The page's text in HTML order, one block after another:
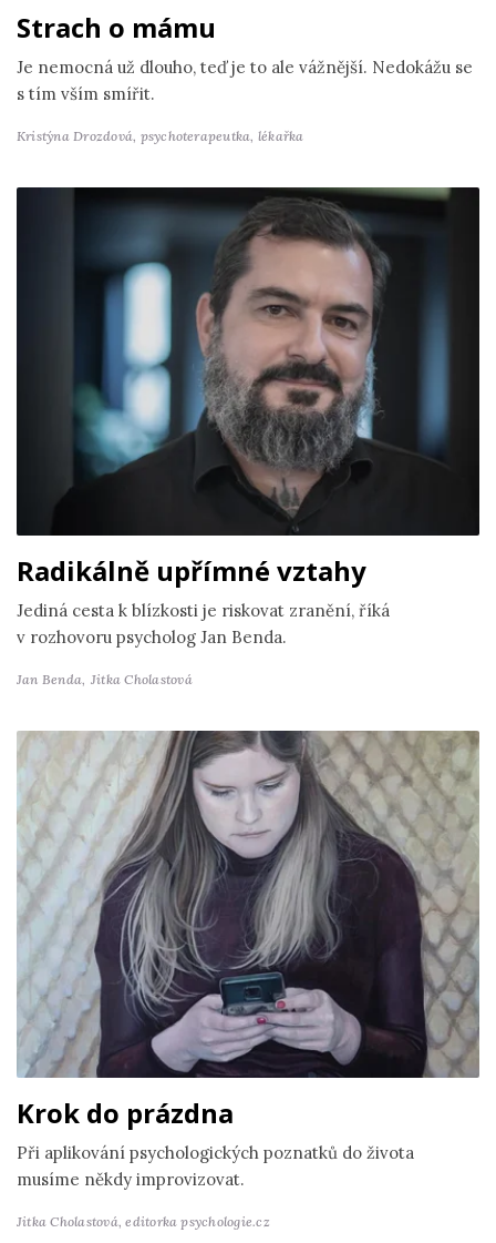
Strach o mámu
Je nemocná už dlouho, teď je to ale vážnější. Nedokážu se
s tím vším smířit.
Kristýna Drozdová, psychoterapeutka, lékařka
Radikálně upřímné vztahy
Jediná cesta k blízkosti je riskovat zranění, říká
v rozhovoru psycholog Jan Benda.
Jan Benda, Jitka Cholastová
Krok do prázdna
Při aplikování psychologických poznatků do života
musíme někdy improvizovat.
Jitka Cholastová,editorka psychologie.cz